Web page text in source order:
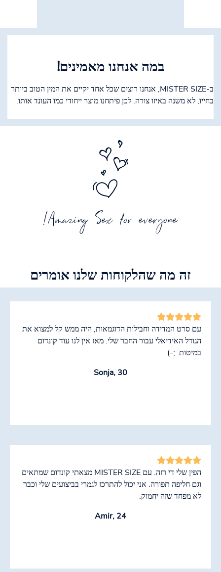
במה אנחנו מאמינים!
ב-MISTER SIZE, אנחנו רוצים שכל אחד יקיים את המין הטוב ביותר
בחייו, לא משנה באיזו צורה. לכן פיתחנו מוצר ייחודי כמו העונד אותו.
Amazing Sex for everyone!
זה מה שהלקוחות שלנו אומרים
עם סרט המדידה וחבילות הדוגמאות, היה ממש קל למצוא את
הגודל האידיאלי עבור החבר שלי. מאז אין לנו עוד קונדום
במיטות. ;-)
Sonja, 30
הפין שלי די רזה. עם MISTER SIZE מצאתי קונדום שמתאים
וגם חליפה תפורה. אני יכול להתרכז לגמרי בביצועים שלי וכבר
לא מפחד שזה יחמוק.
Amir, 24